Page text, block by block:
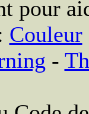
pour
Couleur
-